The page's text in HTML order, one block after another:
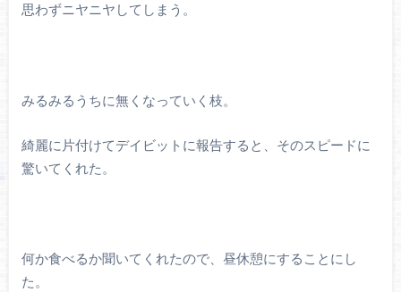
思わずニヤニヤしてしまう。
みるみるうちに無くなっていく枝。
綺麗に片付けてデイビットに報告すると、そのスピードに
驚いてくれた。
何か食べるか聞いてくれたので、昼休憩にすることにし
た。